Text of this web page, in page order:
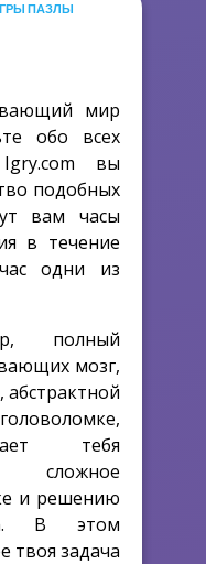
ПАЗЛЫ
мир
обо всех
вы
подобных
вам часы
в течение
одни из
полный
мозг,
абстрактной
тебя
сложное
и решению
В этом
твоя задача